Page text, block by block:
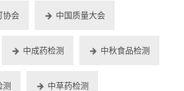
协会 中国质量大会
中成药检测 中秋食品检测
测 中草药检测